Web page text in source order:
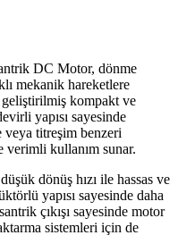
DC Motor, dönme
mekanik hareketlere
kompakt ve
yapısı sayesinde
titreşim benzeri
verimli kullanım sunar.
dönüş hızı ile hassas ve
yapısı sayesinde daha
çıkışı sayesinde motor
sistemleri için de